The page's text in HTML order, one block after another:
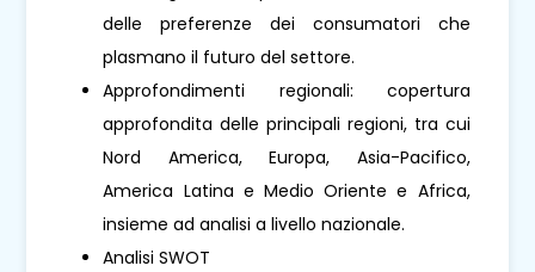
delle preferenze dei consumatori che
plasmano il futuro del settore.
Approfondimenti regionali: copertura
approfondita delle principali regioni, tra cui
Nord America, Europa, Asia-Pacifico,
America Latina e Medio Oriente e Africa,
insieme ad analisi a livello nazionale.
Analisi SWOT